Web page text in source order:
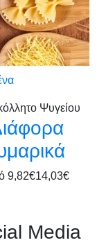
Ψυγείου
9,82€14,03€
Media